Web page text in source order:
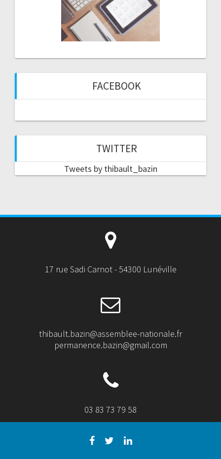
FACEBOOK
TWITTER
Tweets by thibault_bazin
17 rue Sadi Carnot - 54300 Lunéville
thibault.bazin@assemblee-nationale.fr
permanence.bazin@gmail.com
03 83 73 79 58